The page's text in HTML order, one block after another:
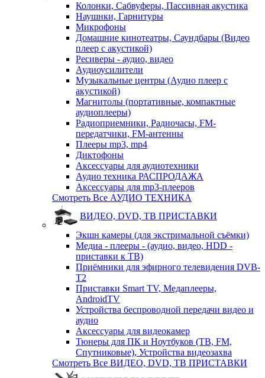
Колонки, Сабвуферы, Пассивная акустика
Наушнки, Гарнитуры
Микрофоны
Домашние кинотеатры, Саундбары (Видео
плеер с акустикой)
Ресиверы - аудио, видео
Аудиоусилители
Музыкальные центры (Аудио плеер с
акустикой)
Магнитолы (портативные, компактные
аудиоплееры)
Радиоприемники, Радиочасы, FM-
передатчики, FM-антенны
Плееры mp3, mp4
Диктофоны
Аксессуары для аудиотехники
Аудио техника РАСПРОДАЖА
Аксессуары для mp3-плееров
Смотреть Все АУДИО ТЕХНИКА
ВИДЕО, DVD, ТВ ПРИСТАВКИ
Экшн камеры (для экстримальной съёмки)
Медиа - плееры - (аудио, видео, HDD -
приставки к ТВ)
Приёмники для эфирного телевидения DVB-
T2
Приставки Smart TV, Медаплееры,
AndroidTV
Устройства беспроводной передачи видео и
аудио
Аксессуары для видеокамер
Тюнеры для ПК и Ноутбуков (ТВ, FM,
Спутниковые), Устройства видеозахва
Смотреть Все ВИДЕО, DVD, ТВ ПРИСТАВКИ